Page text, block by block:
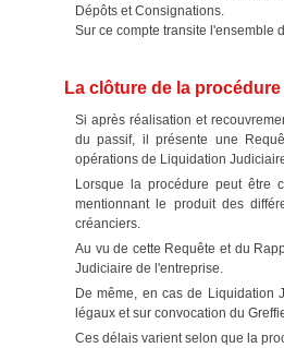
Dépôts et Consignations.
Sur ce compte transite l'ensemble
La clôture de la procédure
Si après réalisation et
du passif, il présente une
opérations de Liquidation
Lorsque la procédure peut être
mentionnant le produit des
créanciers.
Au vu de cette Requête et du
Judiciaire de l'entreprise.
De même, en cas de Liquidation
légaux et sur convocation du
Ces délais varient selon que la